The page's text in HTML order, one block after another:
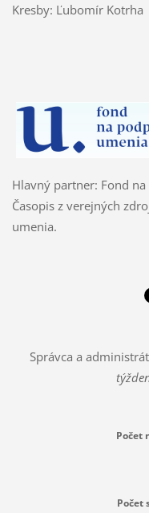
Kresby: Ľubomír Kotrha
Hlavný partner: Fond
Časopis z verejných
umenia.
Správca a
Počet
Počet